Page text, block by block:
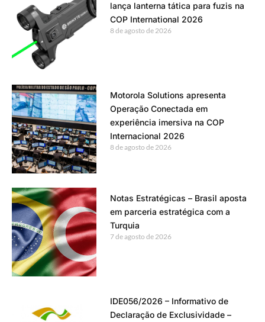
lança lanterna tática para fuzis na
COP International 2026
8 de agosto de 2026
Motorola Solutions apresenta
Operação Conectada em
experiência imersiva na COP
Internacional 2026
8 de agosto de 2026
Notas Estratégicas – Brasil aposta
em parceria estratégica com a
Turquia
7 de agosto de 2026
IDE056/2026 – Informativo de
Declaração de Exclusividade –